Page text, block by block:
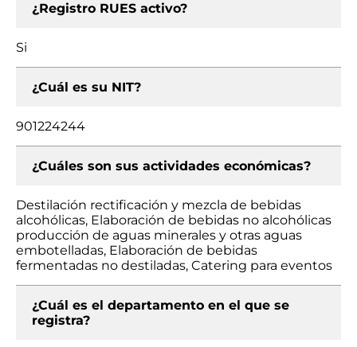
¿Registro RUES activo?
Si
¿Cuál es su NIT?
901224244
¿Cuáles son sus actividades económicas?
Destilación rectificación y mezcla de bebidas
alcohólicas, Elaboración de bebidas no alcohólicas
producción de aguas minerales y otras aguas
embotelladas, Elaboración de bebidas
fermentadas no destiladas, Catering para eventos
¿Cuál es el departamento en el que se
registra?